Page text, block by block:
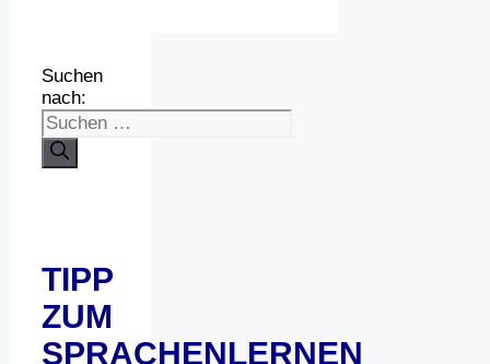
Suchen
nach:
TIPP
ZUM
SPRACHENLERNEN